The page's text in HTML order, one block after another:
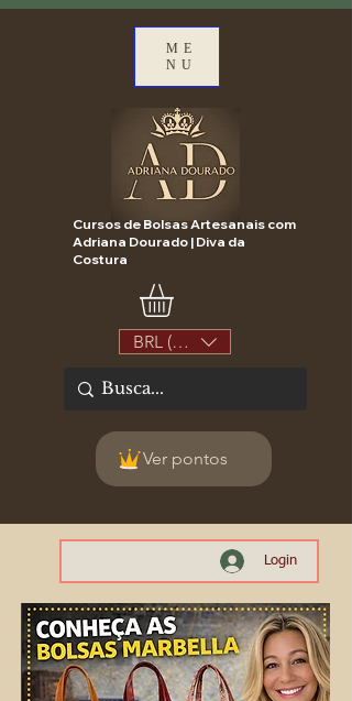
ME
NU
Cursos de Bolsas Artesanais com
Adriana Dourado | Diva da
Costura
BRL (R$)
Ver pontos
Login